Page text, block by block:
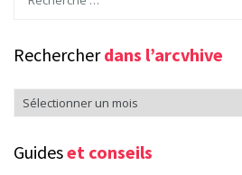
Rechercherdans l’arcvhive
Rechercher
dans
Guideset conseils